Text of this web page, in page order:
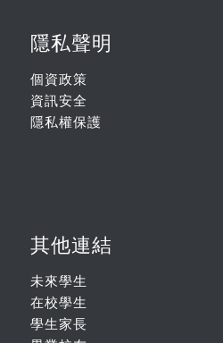
隱私聲明
個資政策
資訊安全
隱私權保護
其他連結
未來學生
在校學生
學生家長